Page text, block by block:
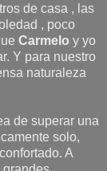
de casa , las
, poco
Carmelo y yo
Y para nuestro
naturaleza
de superar una
solo,
A